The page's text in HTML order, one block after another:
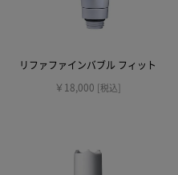
リファファインバブル フィット
￥18,000 [税込]